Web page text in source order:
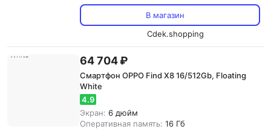
В магазин
Cdek.shopping
64 704 ₽
Смартфон OPPO Find X8 16/512Gb, Floating
White
4.9
Экран: 6 дюйм
Оперативная память: 16 Гб